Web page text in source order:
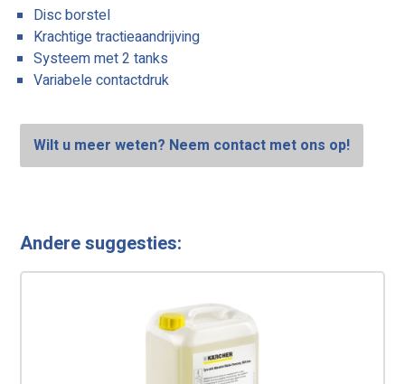
Disc borstel
Krachtige tractieaandrijving
Systeem met 2 tanks
Variabele contactdruk
Wilt u meer weten? Neem contact met ons op!
Andere suggesties: